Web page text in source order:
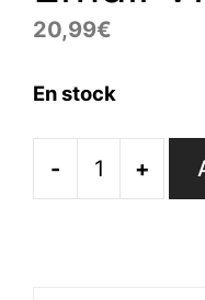
20,99€
En stock
- +